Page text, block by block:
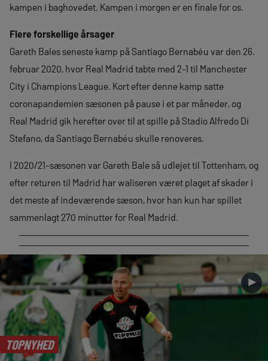
kampen i baghovedet. Kampen i morgen er en finale for os.
Flere forskellige årsager
Gareth Bales seneste kamp på Santiago Bernabéu var den 26.
februar 2020, hvor Real Madrid tabte med 2-1 til Manchester
City i Champions League. Kort efter denne kamp satte
coronapandemien sæsonen på pause i et par måneder, og
Real Madrid gik herefter over til at spille på Stadio Alfredo Di
Stefano, da Santiago Bernabéu skulle renoveres.
I 2020/21-sæsonen var Gareth Bale så udlejet til Tottenham, og
efter returen til Madrid har waliseren været plaget af skader i
det meste af indeværende sæson, hvor han kun har spillet
sammenlagt 270 minutter for Real Madrid.
TOPNYHED
►